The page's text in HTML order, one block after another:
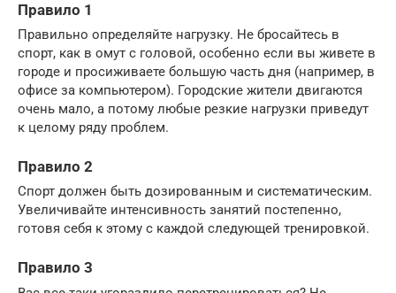
Правило 1
Правильно определяйте нагрузку. Не бросайтесь в
спорт, как в омут с головой, особенно если вы живете в
городе и просиживаете большую часть дня (например, в
офисе за компьютером). Городские жители двигаются
очень мало, а потому любые резкие нагрузки приведут
к целому ряду проблем.
Правило 2
Спорт должен быть дозированным и систематическим.
Увеличивайте интенсивность занятий постепенно,
готовя себя к этому с каждой следующей тренировкой.
Правило 3